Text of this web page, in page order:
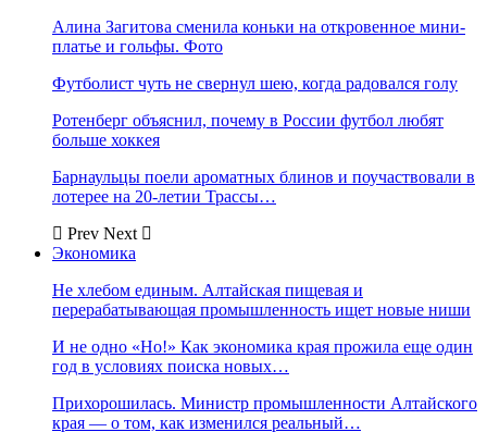
Алина Загитова сменила коньки на откровенное мини-
платье и гольфы. Фото
Футболист чуть не свернул шею, когда радовался голу
Ротенберг объяснил, почему в России футбол любят
больше хоккея
Барнаульцы поели ароматных блинов и поучаствовали в
лотерее на 20-летии Трассы…
Prev Next
Экономика
Не хлебом единым. Алтайская пищевая и
перерабатывающая промышленность ищет новые ниши
И не одно «Но!» Как экономика края прожила еще один
год в условиях поиска новых…
Прихорошилась. Министр промышленности Алтайского
края — о том, как изменился реальный…